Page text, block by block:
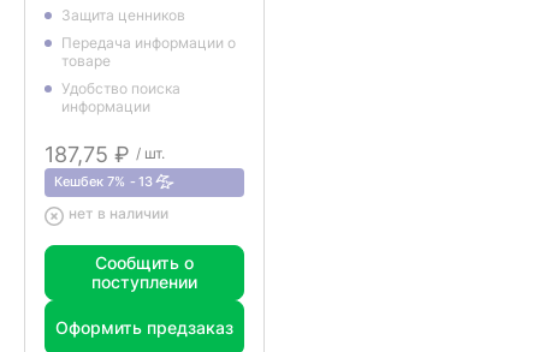
Защита ценников
Передача информации о
товаре
Удобство поиска
информации
187,75 ₽ / шт.
Кешбек 7% 13
нет в наличии
Сообщить о
поступлении
Оформить предзаказ